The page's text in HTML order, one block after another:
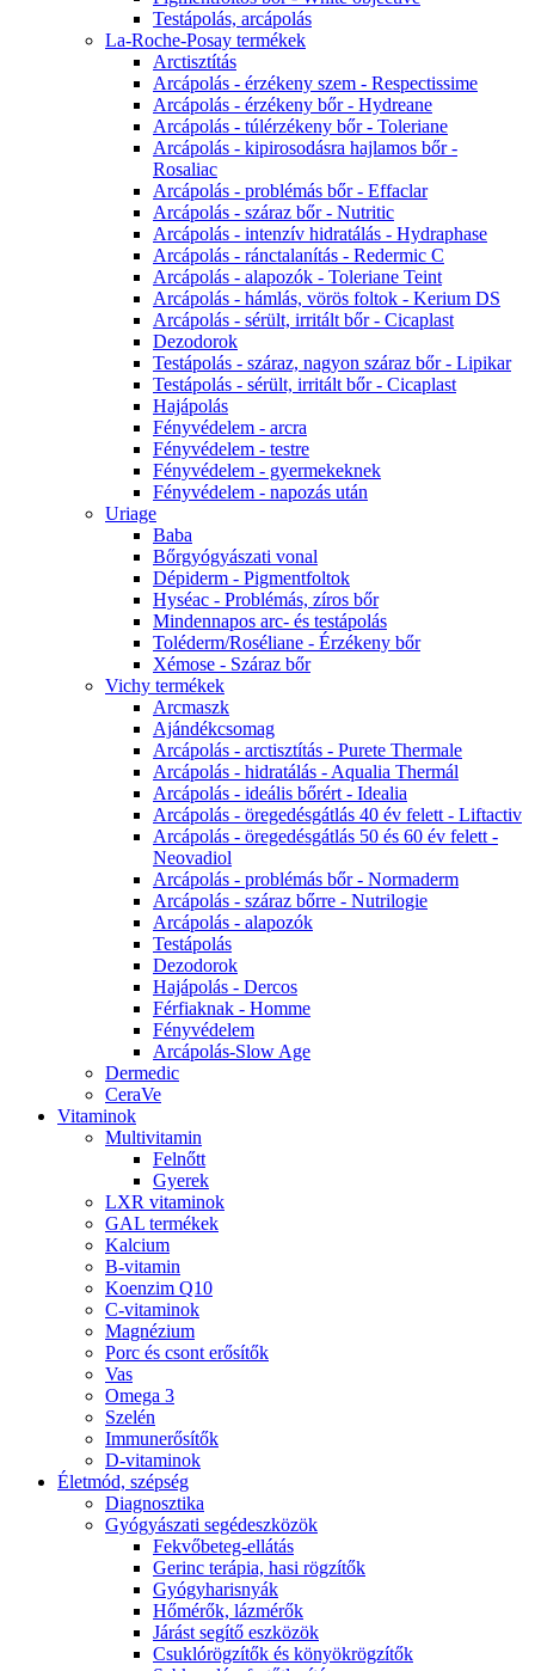
Testápolás, arcápolás
La-Roche-Posay termékek
Arctisztítás
Arcápolás - érzékeny szem - Respectissime
Arcápolás - érzékeny bőr - Hydreane
Arcápolás - túlérzékeny bőr - Toleriane
Arcápolás - kipirosodásra hajlamos bőr -
Rosaliac
Arcápolás - problémás bőr - Effaclar
Arcápolás - száraz bőr - Nutritic
Arcápolás - intenzív hidratálás - Hydraphase
Arcápolás - ránctalanítás - Redermic C
Arcápolás - alapozók - Toleriane Teint
Arcápolás - hámlás, vörös foltok - Kerium DS
Arcápolás - sérült, irritált bőr - Cicaplast
Dezodorok
Testápolás - száraz, nagyon száraz bőr - Lipikar
Testápolás - sérült, irritált bőr - Cicaplast
Hajápolás
Fényvédelem - arcra
Fényvédelem - testre
Fényvédelem - gyermekeknek
Fényvédelem - napozás után
Uriage
Baba
Bőrgyógyászati vonal
Dépiderm - Pigmentfoltok
Hyséac - Problémás, zíros bőr
Mindennapos arc- és testápolás
Toléderm/Roséliane - Érzékeny bőr
Xémose - Száraz bőr
Vichy termékek
Arcmaszk
Ajándékcsomag
Arcápolás - arctisztítás - Purete Thermale
Arcápolás - hidratálás - Aqualia Thermál
Arcápolás - ideális bőrért - Idealia
Arcápolás - öregedésgátlás 40 év felett - Liftactiv
Arcápolás - öregedésgátlás 50 és 60 év felett -
Neovadiol
Arcápolás - problémás bőr - Normaderm
Arcápolás - száraz bőrre - Nutrilogie
Arcápolás - alapozók
Testápolás
Dezodorok
Hajápolás - Dercos
Férfiaknak - Homme
Fényvédelem
Arcápolás-Slow Age
Dermedic
CeraVe
Vitaminok
Multivitamin
Felnőtt
Gyerek
LXR vitaminok
GAL termékek
Kalcium
B-vitamin
Koenzim Q10
C-vitaminok
Magnézium
Porc és csont erősítők
Vas
Omega 3
Szelén
Immunerősítők
D-vitaminok
Életmód, szépség
Diagnosztika
Gyógyászati segédeszközök
Fekvőbeteg-ellátás
Gerinc terápia, hasi rögzítők
Gyógyharisnyák
Hőmérők, lázmérők
Járást segítő eszközök
Csuklórögzítők és könyökrögzítők